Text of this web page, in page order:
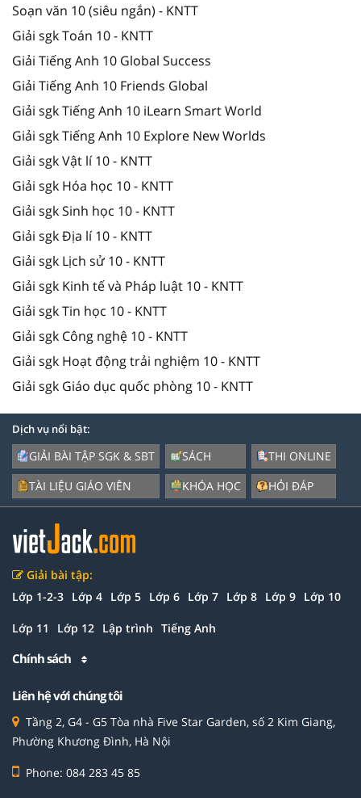
Soạn văn 10 (siêu ngắn) - KNTT
Giải sgk Toán 10 - KNTT
Giải Tiếng Anh 10 Global Success
Giải Tiếng Anh 10 Friends Global
Giải sgk Tiếng Anh 10 iLearn Smart World
Giải sgk Tiếng Anh 10 Explore New Worlds
Giải sgk Vật lí 10 - KNTT
Giải sgk Hóa học 10 - KNTT
Giải sgk Sinh học 10 - KNTT
Giải sgk Địa lí 10 - KNTT
Giải sgk Lịch sử 10 - KNTT
Giải sgk Kinh tế và Pháp luật 10 - KNTT
Giải sgk Tin học 10 - KNTT
Giải sgk Công nghệ 10 - KNTT
Giải sgk Hoạt động trải nghiệm 10 - KNTT
Giải sgk Giáo dục quốc phòng 10 - KNTT
Dịch vụ nổi bật:
GIẢI BÀI TẬP SGK & SBT
TÀI LIỆU GIÁO VIÊN
SÁCH
KHÓA HỌC
THI ONLINE
HỎI ĐÁP
Giải bài tập:
Lớp 1-2-3 Lớp 4 Lớp 5 Lớp 6 Lớp 7 Lớp 8 Lớp 9 Lớp 10
Lớp 11 Lớp 12 Lập trình Tiếng Anh
Chính sách
Liên hệ với chúng tôi
Tầng 2, G4 - G5 Tòa nhà Five Star Garden, số 2 Kim Giang,
Phường Khương Đình, Hà Nội
Phone: 084 283 45 85